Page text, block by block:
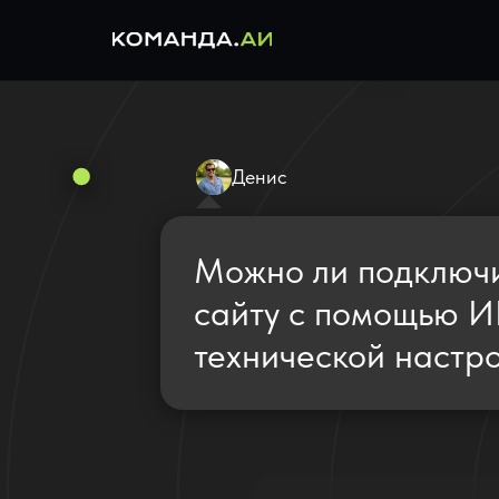
Можно ли
сайту с помощью
технической
Денис